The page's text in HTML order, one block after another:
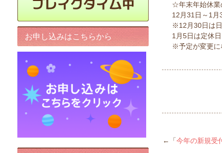
☆年末年始休
12月31日～1月
※12月30日は
1月5日は定休
※予定が変更に
←「今年の新規受
お申し込みはこちらから